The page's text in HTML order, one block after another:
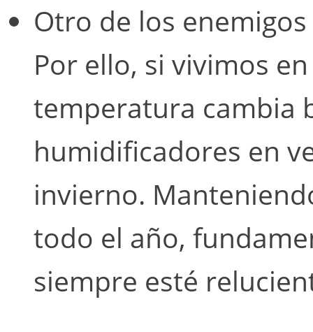
Otro de los
Por ello, si vivimos
temperatura cambia
humidificadores en
invierno.
todo el año,
siempre esté